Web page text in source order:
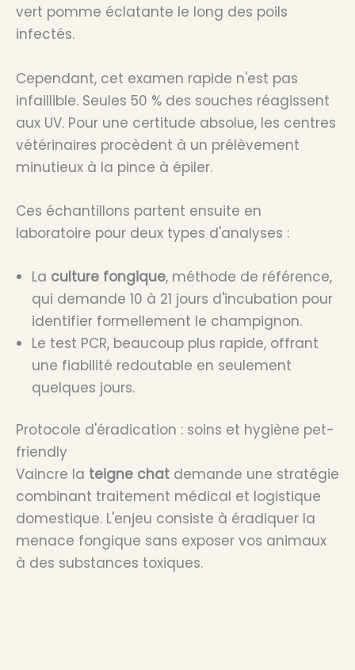
vert pomme éclatante le long des poils
infectés.
Cependant, cet examen rapide n'est pas
infaillible. Seules 50 % des souches réagissent
aux UV. Pour une certitude absolue, les centres
vétérinaires procèdent à un prélèvement
minutieux à la pince à épiler.
Ces échantillons partent ensuite en
laboratoire pour deux types d'analyses :
La culture fongique, méthode de référence,
qui demande 10 à 21 jours d'incubation pour
identifier formellement le champignon.
Le test PCR, beaucoup plus rapide, offrant
une fiabilité redoutable en seulement
quelques jours.
Protocole d'éradication : soins et hygiène pet-
friendly
Vaincre la teigne chat demande une stratégie
combinant traitement médical et logistique
domestique. L'enjeu consiste à éradiquer la
menace fongique sans exposer vos animaux
à des substances toxiques.